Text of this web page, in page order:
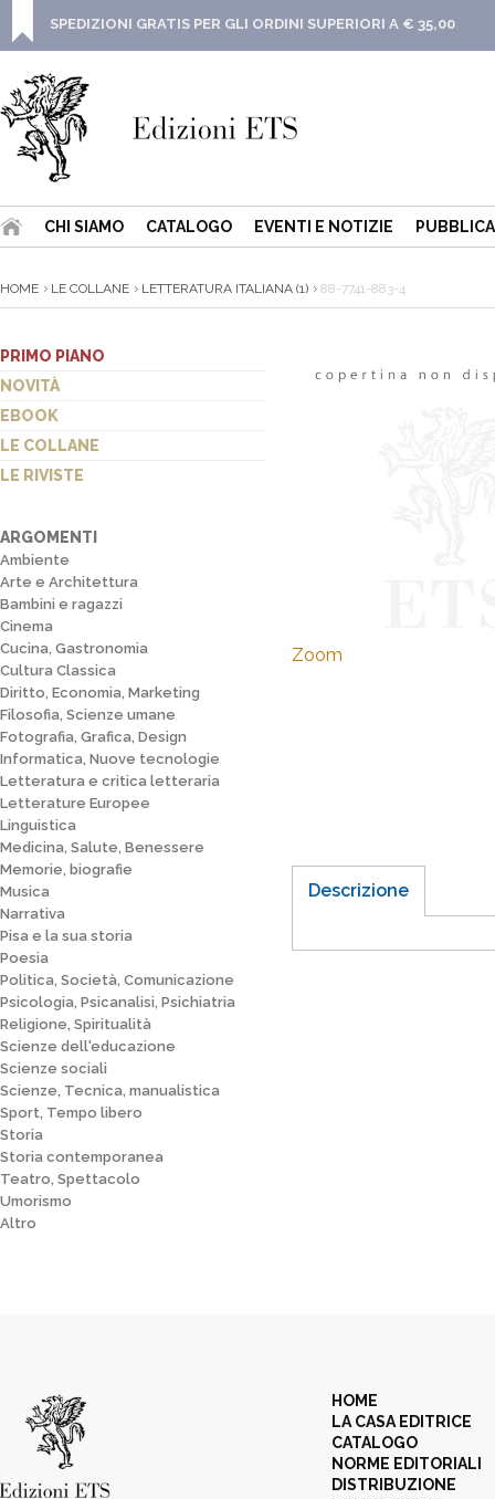
SPEDIZIONI GRATIS PER GLI ORDINI SUPERIORI A € 35,00
CHI SIAMO CATALOGO EVENTI E NOTIZIE
HOME LE COLLANE LETTERATURA ITALIANA (1) 88-7741-883-4
PRIMO PIANO
NOVITÀ
EBOOK
LE COLLANE
LE RIVISTE
ARGOMENTI
Ambiente
Arte e Architettura
Bambini e ragazzi
Cinema
Cucina, Gastronomia
Cultura Classica
Diritto, Economia, Marketing
Filosofia, Scienze umane
Fotografia, Grafica, Design
Informatica, Nuove tecnologie
Letteratura e critica letteraria
Letterature Europee
Linguistica
Medicina, Salute, Benessere
Memorie, biografie
Musica
Narrativa
Pisa e la sua storia
Poesia
Politica, Società, Comunicazione
Psicologia, Psicanalisi, Psichiatria
Religione, Spiritualità
Scienze dell'educazione
Scienze sociali
Scienze, Tecnica, manualistica
Sport, Tempo libero
Storia
Storia contemporanea
Teatro, Spettacolo
Umorismo
Altro
Zoom
Descrizione
HOME
LA CASA EDITRICE
CATALOGO
NORME EDITORIALI
DISTRIBUZIONE